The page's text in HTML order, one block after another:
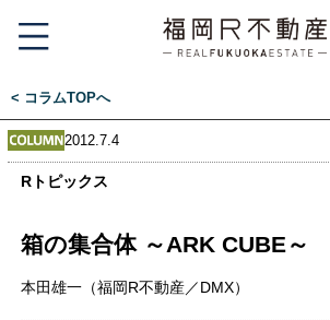
< コラムTOPへ
2012.7.4
Rトピックス
箱の集合体 ～ARK CUBE～
本田雄一（福岡R不動産／DMX）